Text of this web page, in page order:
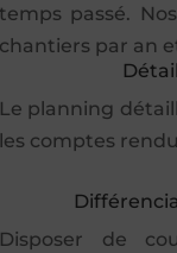
passé.
par an
planning
comptes
de